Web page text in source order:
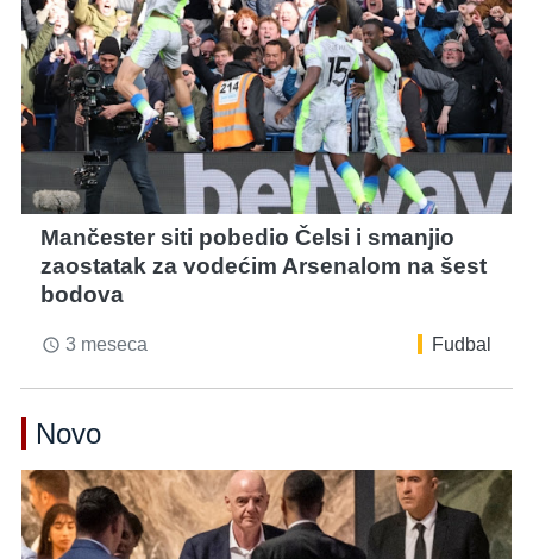
Mančester siti pobedio Čelsi i smanjio
zaostatak za vodećim Arsenalom na šest
bodova
access_time 3 meseca Fudbal
Novo